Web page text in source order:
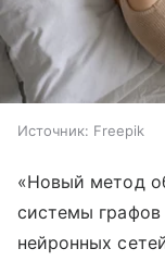
Источник: Freepik
«Новый метод
системы
нейронных